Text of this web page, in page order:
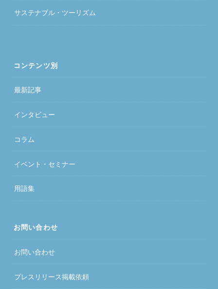
サステナブル・ツーリズム
コンテンツ別
最新記事
インタビュー
コラム
イベント・セミナー
用語集
お問い合わせ
お問い合わせ
プレスリリース掲載依頼